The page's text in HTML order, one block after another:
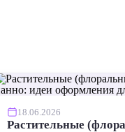
18.06.2026
Растительные